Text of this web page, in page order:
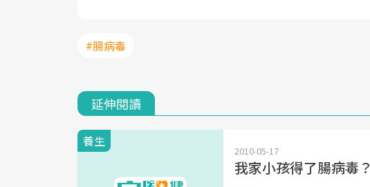
#腸病毒
延伸閱讀
養生
2010-05-17
我家小孩得了腸病毒？